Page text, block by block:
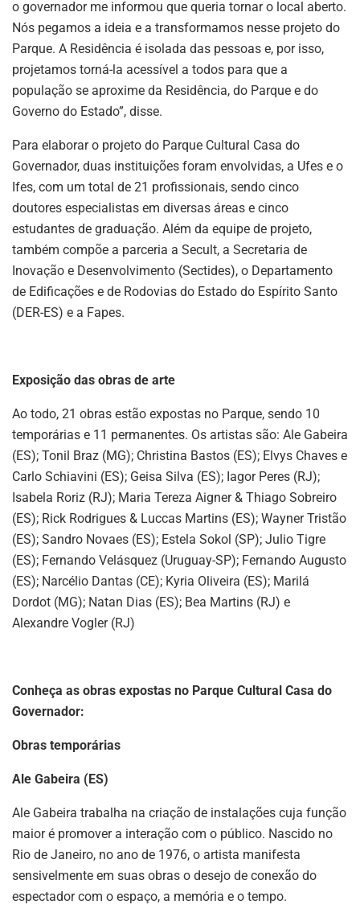
o governador me informou que queria tornar o local aberto.
Nós pegamos a ideia e a transformamos nesse projeto do
Parque. A Residência é isolada das pessoas e, por isso,
projetamos torná-la acessível a todos para que a
população se aproxime da Residência, do Parque e do
Governo do Estado”, disse.
Para elaborar o projeto do Parque Cultural Casa do
Governador, duas instituições foram envolvidas, a Ufes e o
Ifes, com um total de 21 profissionais, sendo cinco
doutores especialistas em diversas áreas e cinco
estudantes de graduação. Além da equipe de projeto,
também compõe a parceria a Secult, a Secretaria de
Inovação e Desenvolvimento (Sectides), o Departamento
de Edificações e de Rodovias do Estado do Espírito Santo
(DER-ES) e a Fapes.
Exposição das obras de arte
Ao todo, 21 obras estão expostas no Parque, sendo 10
temporárias e 11 permanentes. Os artistas são: Ale Gabeira
(ES); Tonil Braz (MG); Christina Bastos (ES); Elvys Chaves e
Carlo Schiavini (ES); Geisa Silva (ES); Iagor Peres (RJ);
Isabela Roriz (RJ); Maria Tereza Aigner & Thiago Sobreiro
(ES); Rick Rodrigues & Luccas Martins (ES); Wayner Tristão
(ES); Sandro Novaes (ES); Estela Sokol (SP); Julio Tigre
(ES); Fernando Velásquez (Uruguay-SP); Fernando Augusto
(ES); Narcélio Dantas (CE); Kyria Oliveira (ES); Marilá
Dordot (MG); Natan Dias (ES); Bea Martins (RJ) e
Alexandre Vogler (RJ)
Conheça as obras expostas no Parque Cultural Casa do
Governador:
Obras temporárias
Ale Gabeira (ES)
Ale Gabeira trabalha na criação de instalações cuja função
maior é promover a interação com o público. Nascido no
Rio de Janeiro, no ano de 1976, o artista manifesta
sensivelmente em suas obras o desejo de conexão do
espectador com o espaço, a memória e o tempo.